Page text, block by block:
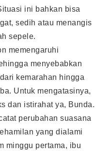
ini bahkan bisa
sedih atau menangis
sepele.
memengaruhi
menyebabkan
kemarahan hingga
Untuk mengatasinya,
dan istirahat ya, Bunda.
perubahan suasana
yang dialami
minggu pertama, ibu